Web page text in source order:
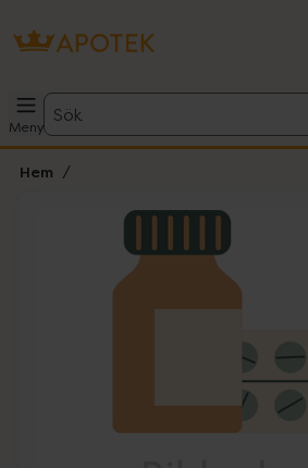
Meny
Sök
Hem
Lista: . Innehåller 1 objekt.